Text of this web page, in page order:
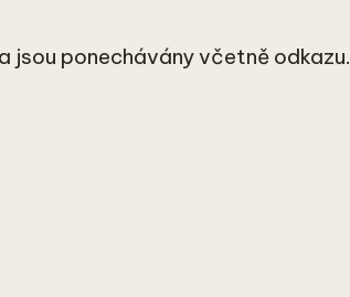
jsou ponechávány včetně odkazu.